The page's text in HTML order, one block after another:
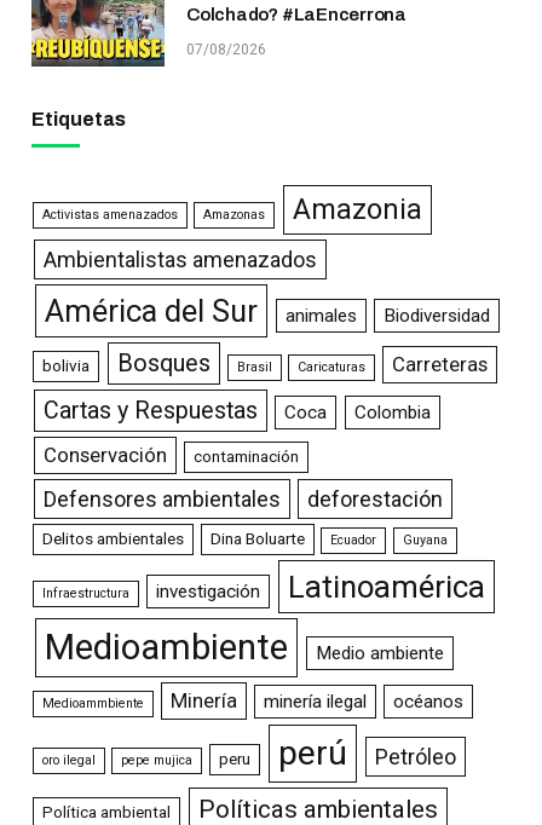
Colchado? #LaEncerrona
07/08/2026
Etiquetas
Activistas amenazados Amazonas Amazonia
Ambientalistas amenazados
América del Sur animales Biodiversidad
bolivia Bosques Brasil Caricaturas Carreteras
Cartas y Respuestas Coca Colombia
Conservación contaminación
Defensores ambientales deforestación
Delitos ambientales Dina Boluarte Ecuador Guyana
Infraestructura investigación Latinoamérica
Medioambiente Medio ambiente
Medioammbiente Minería minería ilegal océanos
oro ilegal pepe mujica peru perú Petróleo
Política ambiental Políticas ambientales